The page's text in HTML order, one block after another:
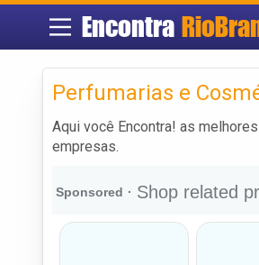
Encontra
Perfumarias e
Aqui você Encontra! as melhores
empresas.